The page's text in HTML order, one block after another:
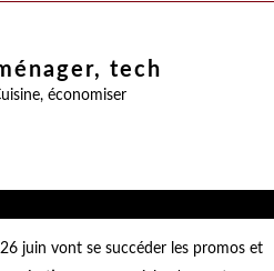
tech
, économiser
juin vont se succéder les promos et